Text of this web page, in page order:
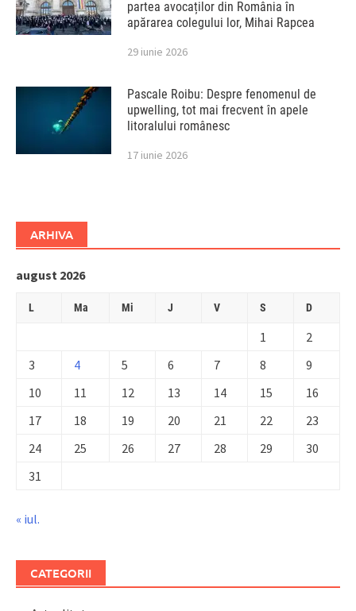
partea avocaților din România în
apărarea colegului lor, Mihai Rapcea
29 iunie 2026
Pascale Roibu: Despre fenomenul de
upwelling, tot mai frecvent în apele
litoralului românesc
17 iunie 2026
ARHIVA
august 2026
L Ma Mi J V S D
1
2
3
4 5 6 7 8
9
10
11 12 13 14 15
16
17
18 19 20 21 22
23
24
25 26 27 28 29
30
31
« iul.
CATEGORII